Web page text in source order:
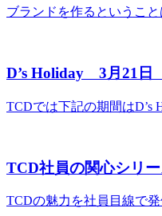
ブランドを作るというこ
D’s Holiday 3月21日
TCDでは下記の期間は
TCD社員の関心シリ
TCDの魅力を社員目線で